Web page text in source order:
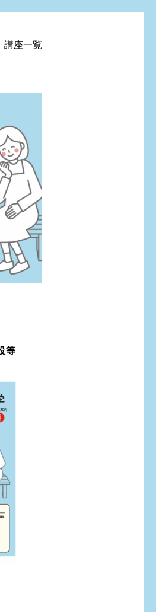
講座一覧
等